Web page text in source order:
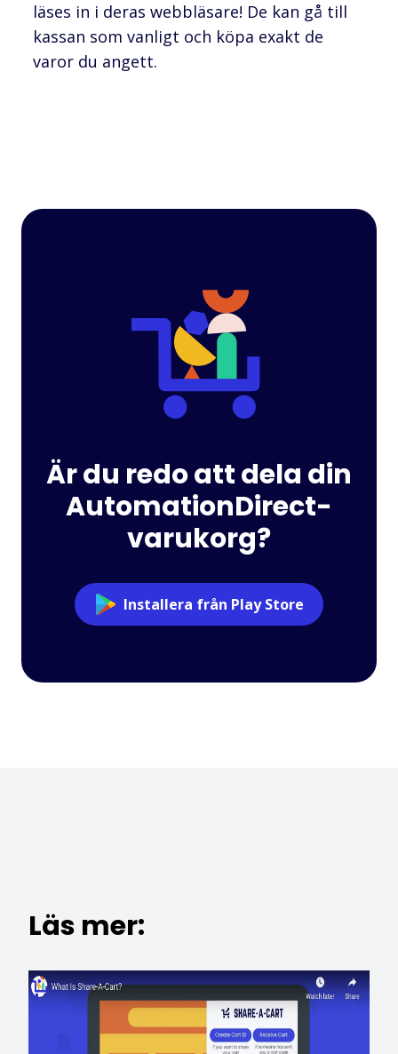
läses in i deras webbläsare! De kan gå till
kassan som vanligt och köpa exakt de
varor du angett.
Är du redo att dela din
AutomationDirect-
varukorg?
Installera från Play Store
Läs mer: